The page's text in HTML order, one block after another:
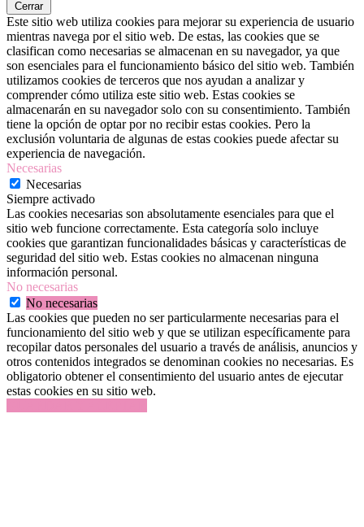
Cerrar
Este sitio web utiliza cookies para mejorar su experiencia de usuario
mientras navega por el sitio web. De estas, las cookies que se
clasifican como necesarias se almacenan en su navegador, ya que
son esenciales para el funcionamiento básico del sitio web. También
utilizamos cookies de terceros que nos ayudan a analizar y
comprender cómo utiliza este sitio web. Estas cookies se
almacenarán en su navegador solo con su consentimiento. También
tiene la opción de optar por no recibir estas cookies. Pero la
exclusión voluntaria de algunas de estas cookies puede afectar su
experiencia de navegación.
Necesarias
Necesarias
Siempre activado
Las cookies necesarias son absolutamente esenciales para que el
sitio web funcione correctamente. Esta categoría solo incluye
cookies que garantizan funcionalidades básicas y características de
seguridad del sitio web. Estas cookies no almacenan ninguna
información personal.
No necesarias
No necesarias
Las cookies que pueden no ser particularmente necesarias para el
funcionamiento del sitio web y que se utilizan específicamente para
recopilar datos personales del usuario a través de análisis, anuncios y
otros contenidos integrados se denominan cookies no necesarias. Es
obligatorio obtener el consentimiento del usuario antes de ejecutar
estas cookies en su sitio web.